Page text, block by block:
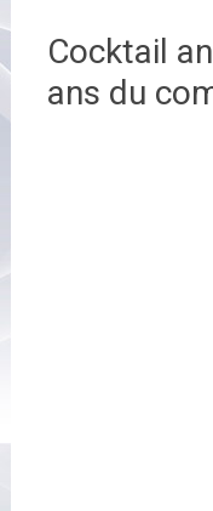
Cocktail
ans du